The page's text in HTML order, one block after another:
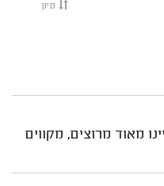
מיון
מאוד מרוצים, מקווים